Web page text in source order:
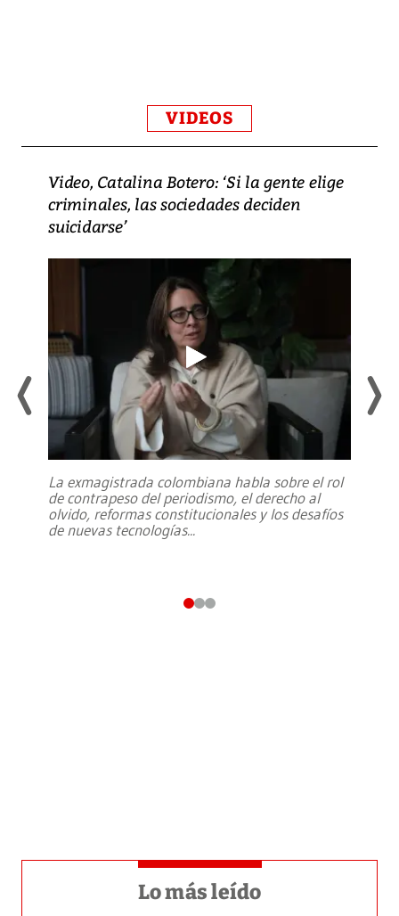
VIDEOS
Video, Catalina Botero: ‘Si la gente elige
criminales, las sociedades deciden
suicidarse’
La exmagistrada colombiana habla sobre el rol
de contrapeso del periodismo, el derecho al
olvido, reformas constitucionales y los desafíos
de nuevas tecnologías...
Lo más leído